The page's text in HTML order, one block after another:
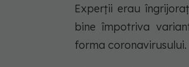
Experții erau
bine împotriva
forma coronavirusului.